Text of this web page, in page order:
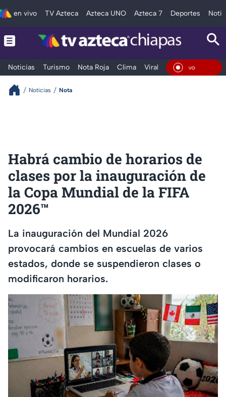
en vivo TV Azteca Azteca UNO Azteca 7 Deportes
Noticias Turismo Nota Roja Clima Viral y Tendencia En
Noticias Nota
Habrá cambio de horarios de
clases por la inauguración de
la Copa Mundial de la FIFA
2026™
La inauguración del Mundial 2026
provocará cambios en escuelas de varios
estados, donde se suspendieron clases o
modificaron horarios.